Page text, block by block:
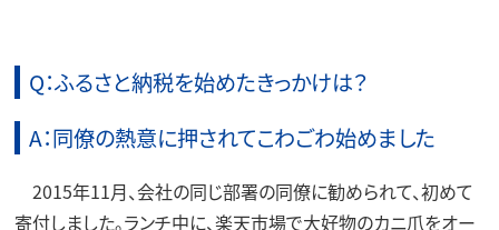
Q：ふるさと納税を始めたきっかけは？
A：同僚の熱意に押されてこわごわ始めました
2015年11月、会社の同じ部署の同僚に勧められて、初めて
寄付しました。ランチ中に、楽天市場で大好物のカニ爪をオー